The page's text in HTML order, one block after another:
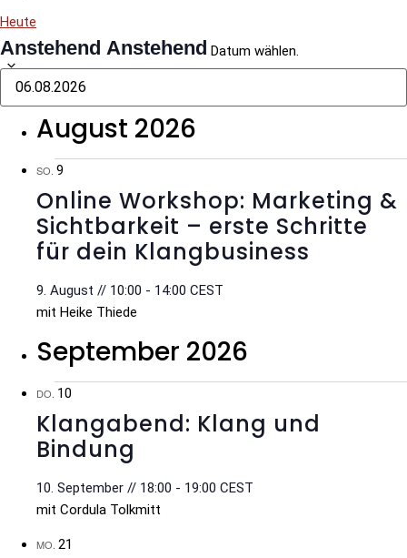
Heute
Anstehend Anstehend Datum wählen.
August 2026
SO. 9
Online Workshop: Marketing &
Sichtbarkeit – erste Schritte
für dein Klangbusiness
9. August // 10:00 - 14:00 CEST
mit Heike Thiede
September 2026
DO. 10
Klangabend: Klang und
Bindung
10. September // 18:00 - 19:00 CEST
mit Cordula Tolkmitt
MO. 21